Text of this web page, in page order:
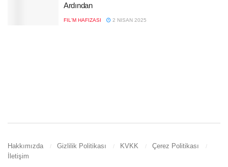
Ardından
FIL'M HAFIZASI 2 NISAN 2025
Hakkımızda Gizlilik Politikası KVKK
Çerez Politikası
İletişim